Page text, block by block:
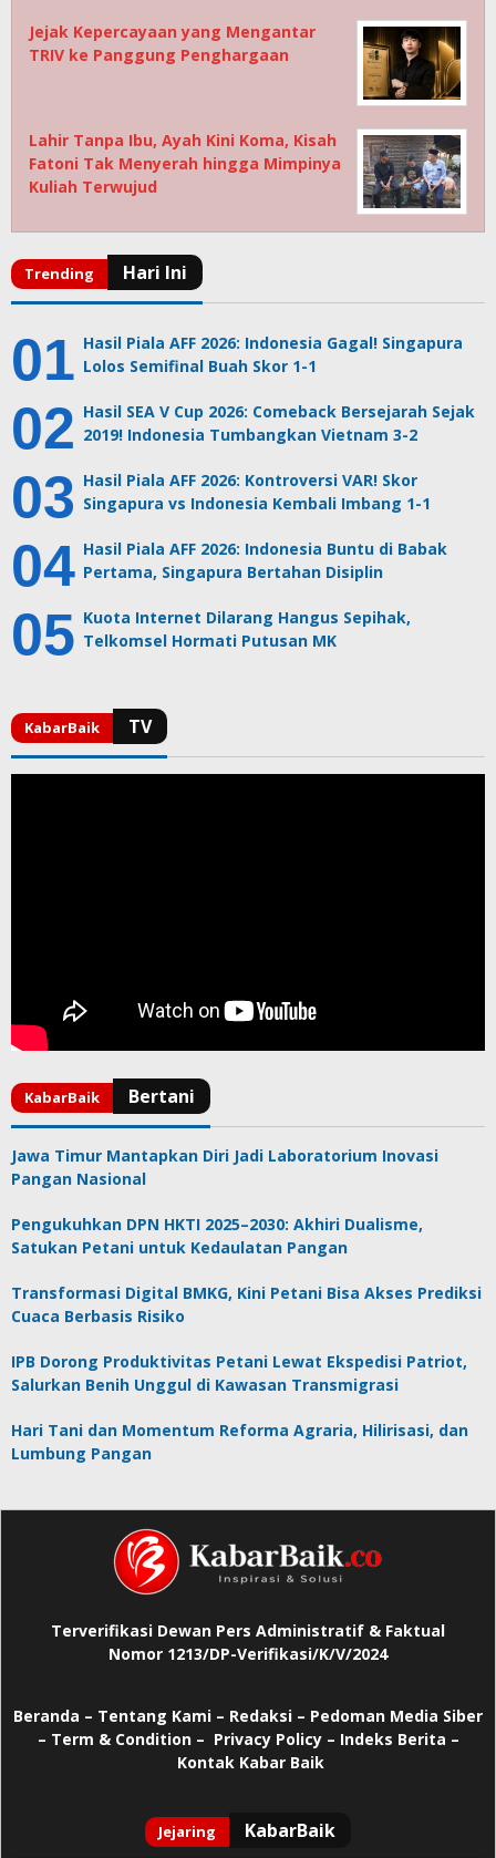
Jejak Kepercayaan yang Mengantar
TRIV ke Panggung Penghargaan
Lahir Tanpa Ibu, Ayah Kini Koma, Kisah
Fatoni Tak Menyerah hingga Mimpinya
Kuliah Terwujud
Hasil Piala AFF 2026: Indonesia Gagal! Singapura
Lolos Semifinal Buah Skor 1-1
Hasil SEA V Cup 2026: Comeback Bersejarah Sejak
2019! Indonesia Tumbangkan Vietnam 3-2
Hasil Piala AFF 2026: Kontroversi VAR! Skor
Singapura vs Indonesia Kembali Imbang 1-1
Hasil Piala AFF 2026: Indonesia Buntu di Babak
Pertama, Singapura Bertahan Disiplin
Kuota Internet Dilarang Hangus Sepihak,
Telkomsel Hormati Putusan MK
Jawa Timur Mantapkan Diri Jadi Laboratorium Inovasi
Pangan Nasional
Pengukuhkan DPN HKTI 2025–2030: Akhiri Dualisme,
Satukan Petani untuk Kedaulatan Pangan
Transformasi Digital BMKG, Kini Petani Bisa Akses Prediksi
Cuaca Berbasis Risiko
IPB Dorong Produktivitas Petani Lewat Ekspedisi Patriot,
Salurkan Benih Unggul di Kawasan Transmigrasi
Hari Tani dan Momentum Reforma Agraria, Hilirisasi, dan
Lumbung Pangan
Terverifikasi Dewan Pers Administratif & Faktual
Nomor 1213/DP-Verifikasi/K/V/2024
Beranda – Tentang Kami – Redaksi – Pedoman Media Siber
– Term & Condition – Privacy Policy– Indeks Berita –
Kontak Kabar Baik